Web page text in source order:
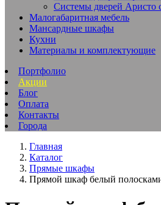
Системы дверей Аристо
Малогабаритная мебель
Мансардные шкафы
Кухни
Материалы и комплектующие
Портфолио
Акции
Блог
Оплата
Контакты
Города
Главная
Каталог
Прямые шкафы
Прямой шкаф белый